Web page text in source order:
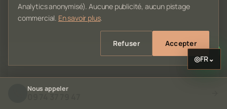
Appeler l’atelier →
Analytics anonymisé). Aucune publicité, aucun pistage
commercial. En savoir plus.
Refuser Accepter
Nous appeler
◎FR⌄